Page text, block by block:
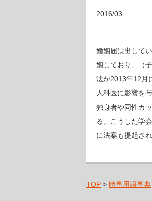
2016/03
婚姻届は出して
姻しており、（
法が2013年12月
人科医に影響を
独身者や同性カ
る。こうした学
に法案も提起さ
TOP > 時事用語事典